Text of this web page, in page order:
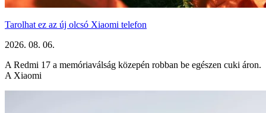
Tarolhat ez az új olcsó Xiaomi telefon
2026. 08. 06.
A Redmi 17 a memóriaválság közepén robban be egészen cuki áron.
A Xiaomi